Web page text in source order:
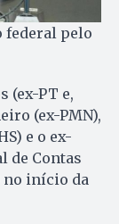
federal pelo
(ex-PT e,
(ex-PMN),
e o ex-
de Contas
no início da